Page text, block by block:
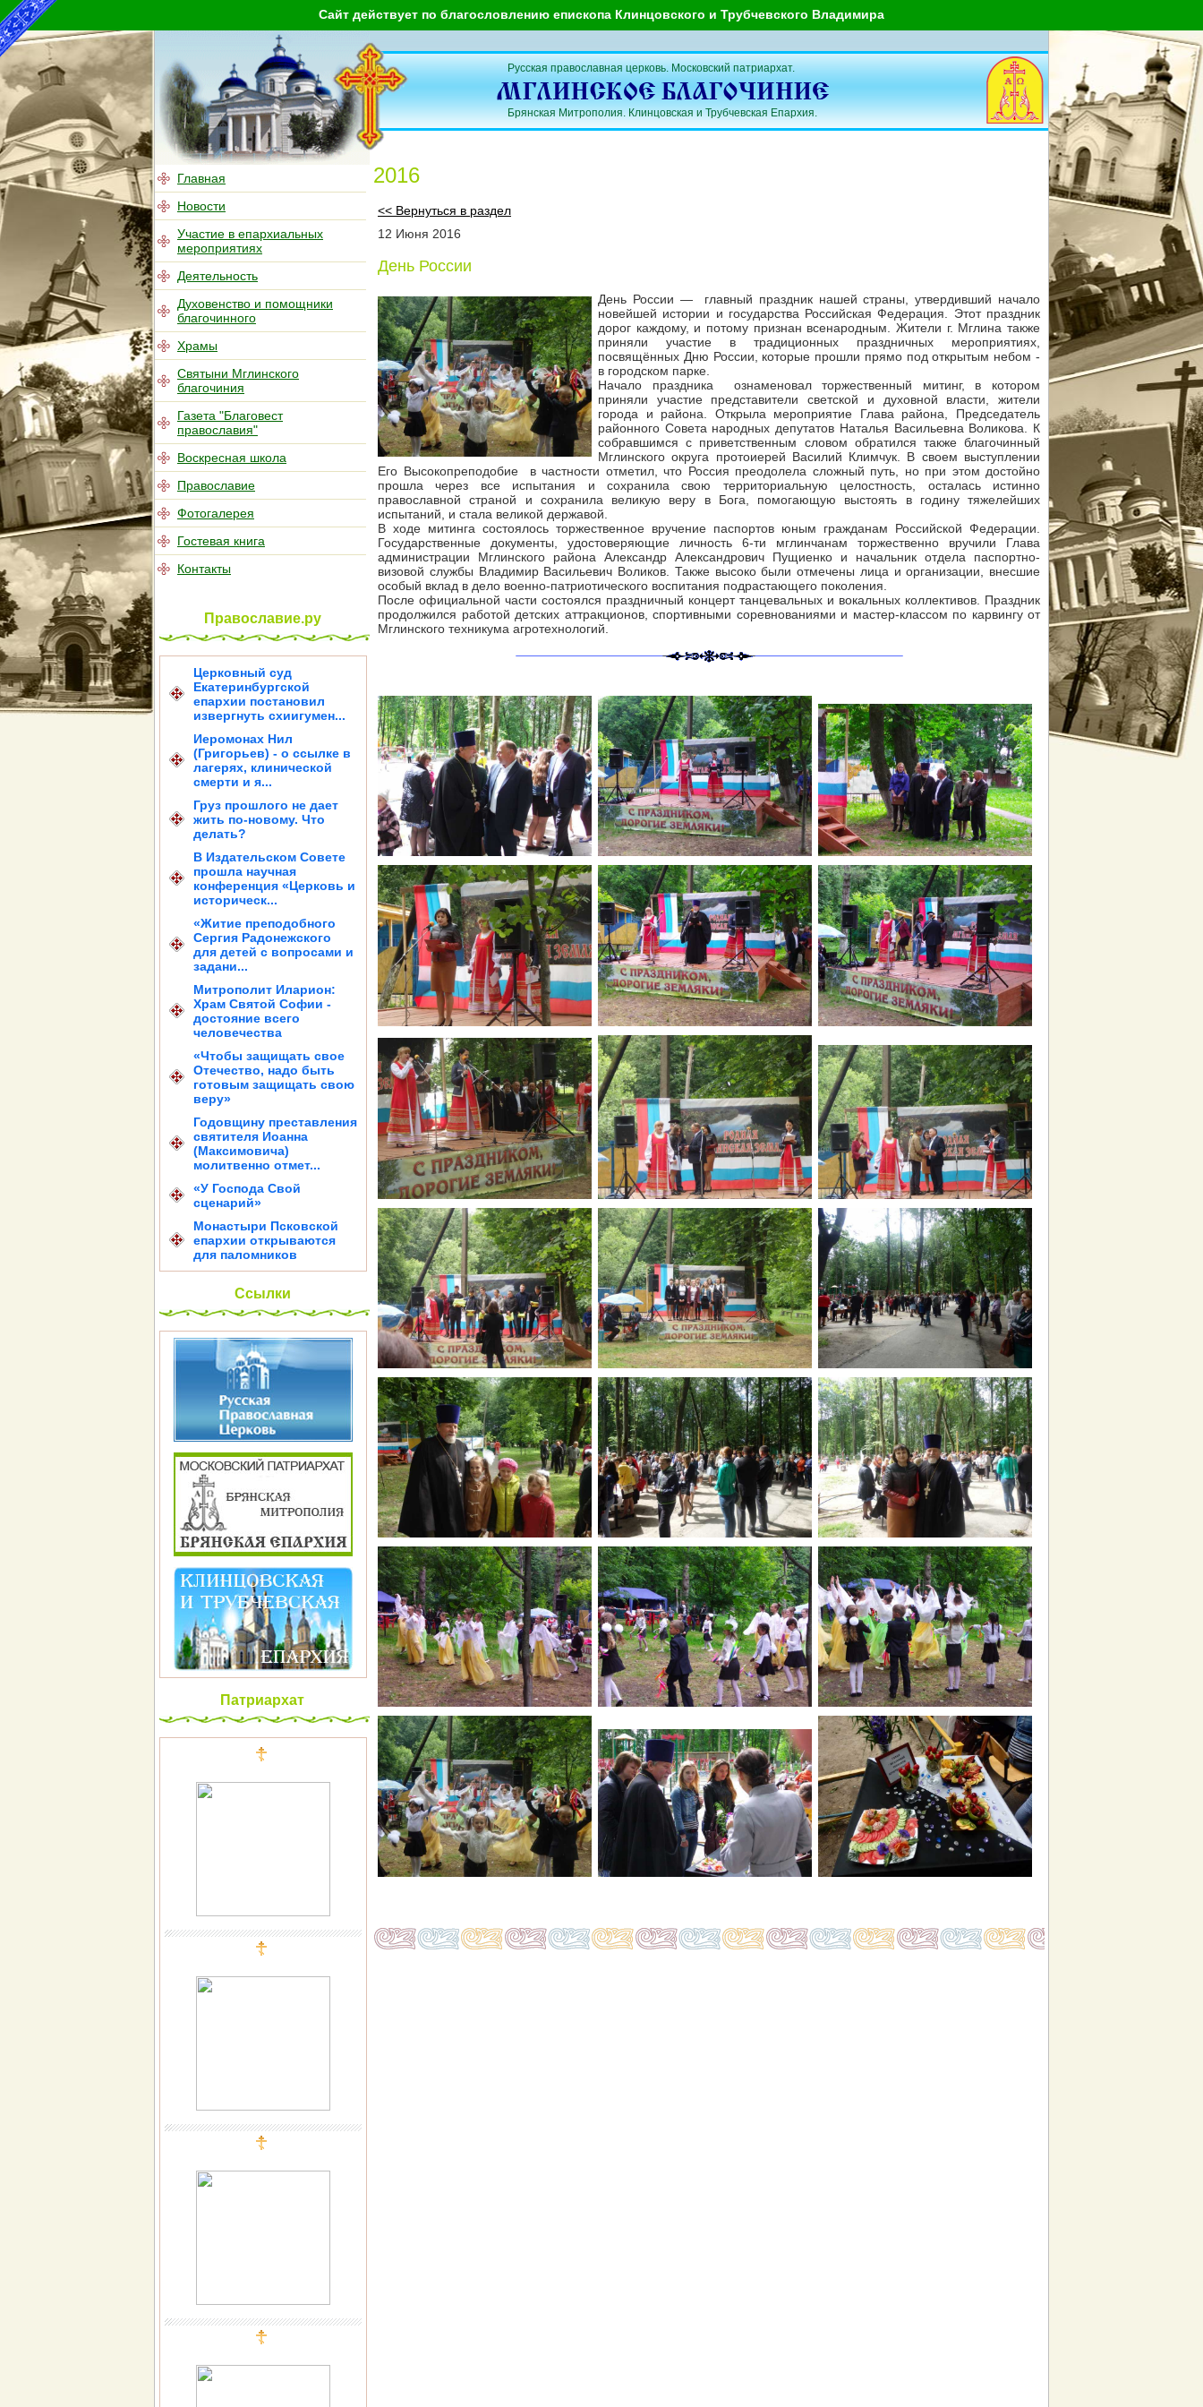
Сайт действует по благословлению епископа Клинцовского и Трубчевского Владимира
Главная
Новости
Участие в епархиальных
мероприятиях
Деятельность
Духовенство и помощники
благочинного
Храмы
Святыни Мглинского
благочиния
Газета "Благовест
православия"
Воскресная школа
Православие
Фотогалерея
Гостевая книга
Контакты
Православие.ру
Церковный суд
Екатеринбургской
епархии постановил
извергнуть схиигумен...
Иеромонах Нил
(Григорьев) - о ссылке в
лагерях, клинической
смерти и я...
Груз прошлого не дает
жить по-новому. Что
делать?
В Издательском Совете
прошла научная
конференция «Церковь и
историческ...
«Житие преподобного
Сергия Радонежского
для детей с вопросами и
задани...
Митрополит Иларион:
Храм Святой Софии -
достояние всего
человечества
«Чтобы защищать свое
Отечество, надо быть
готовым защищать свою
веру»
Годовщину преставления
святителя Иоанна
(Максимовича)
молитвенно отмет...
«У Господа Свой
сценарий»
Монастыри Псковской
епархии открываются
для паломников
Ссылки
Патриархат
Русская православная церковь. Московский патриархат.
Брянская Митрополия. Клинцовская и Трубчевская Епархия.
2016
<< Вернуться в раздел
12 Июня 2016
День России
День России — главный праздник нашей страны, утвердивший начало
новейшей истории и государства Российская Федерация. Этот праздник
дорог каждому, и потому признан всенародным. Жители г. Мглина также
приняли участие в традиционных праздничных мероприятиях,
посвящённых Дню России, которые прошли прямо под открытым небом -
в городском парке.
Начало праздника ознаменовал торжественный митинг, в котором
приняли участие представители светской и духовной власти, жители
города и района. Открыла мероприятие Глава района, Председатель
районного Совета народных депутатов Наталья Васильевна Воликова. К
собравшимся с приветственным словом обратился также благочинный
Мглинского округа протоиерей Василий Климчук. В своем выступлении
Его Высокопреподобие в частности отметил, что Россия преодолела сложный путь, но при этом достойно
прошла через все испытания и сохранила свою территориальную целостность, осталась истинно
православной страной и сохранила великую веру в Бога, помогающую выстоять в годину тяжелейших
испытаний, и стала великой державой.
В ходе митинга состоялось торжественное вручение паспортов юным гражданам Российской Федерации.
Государственные документы, удостоверяющие личность 6-ти мглинчанам торжественно вручили Глава
администрации Мглинского района Александр Александрович Пущиенко и начальник отдела паспортно-
визовой службы Владимир Васильевич Воликов. Также высоко были отмечены лица и организации, внесшие
особый вклад в дело военно-патриотического воспитания подрастающего поколения.
После официальной части состоялся праздничный концерт танцевальных и вокальных коллективов. Праздник
продолжился работой детских аттракционов, спортивными соревнованиями и мастер-классом по карвингу от
Мглинского техникума агротехнологий.